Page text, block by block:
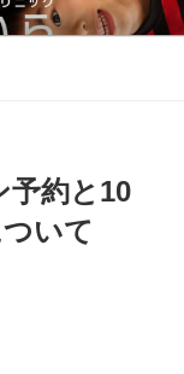
リニックけ
予約と10
いて